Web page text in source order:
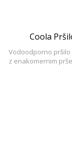
Coola
Vodoodporno
z enakomernim